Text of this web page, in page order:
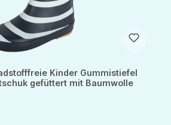
Kinder Gummistiefel
gefüttert mit Baumwolle